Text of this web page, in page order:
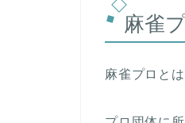
麻雀
麻雀プロとは